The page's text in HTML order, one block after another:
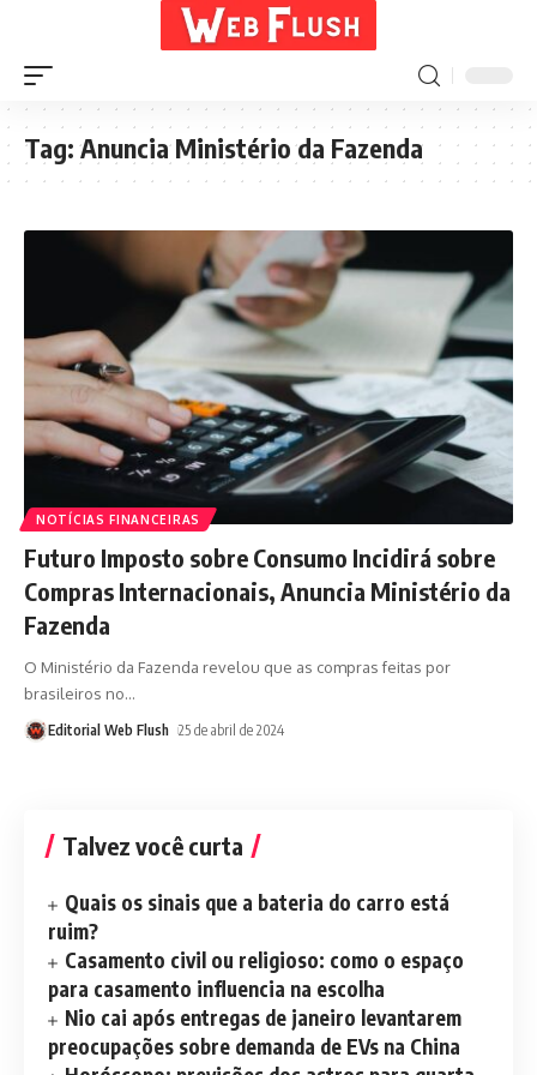
Tag:Anuncia Ministério da Fazenda
NOTÍCIAS FINANCEIRAS
Futuro Imposto sobre Consumo Incidirá sobre
Compras Internacionais, Anuncia Ministério da
Fazenda
O Ministério da Fazenda revelou que as compras feitas por
brasileiros no…
Editorial Web Flush 25 de abril de 2024
Talvez você curta
Quais os sinais que a bateria do carro está
ruim?
Casamento civil ou religioso: como o espaço
para casamento influencia na escolha
Nio cai após entregas de janeiro levantarem
preocupações sobre demanda de EVs na China